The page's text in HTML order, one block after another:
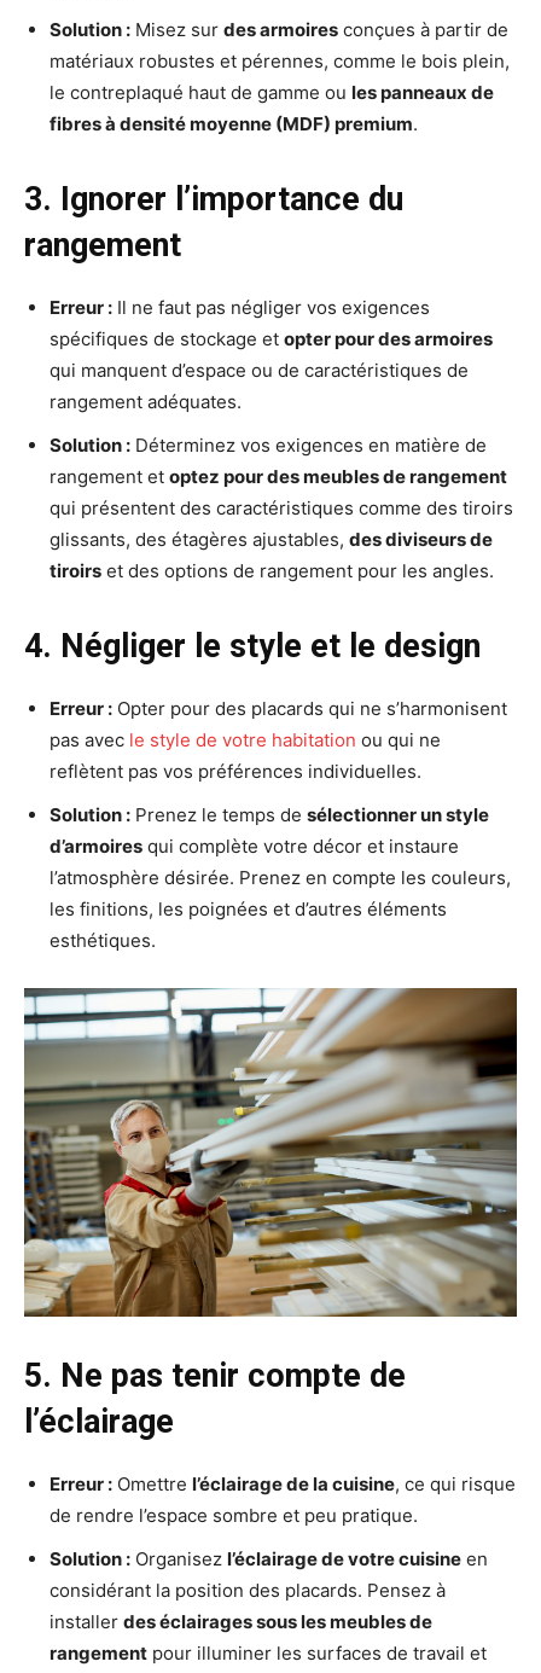
Solution : Misez sur des armoires conçues à partir de
matériaux robustes et pérennes, comme le bois plein,
le contreplaqué haut de gamme ou les panneaux de
fibres à densité moyenne (MDF) premium.
3. Ignorer l’importance du
rangement
Erreur : Il ne faut pas négliger vos exigences
spécifiques de stockage et opter pour des armoires
qui manquent d’espace ou de caractéristiques de
rangement adéquates.
Solution : Déterminez vos exigences en matière de
rangement et optez pour des meubles de rangement
qui présentent des caractéristiques comme des tiroirs
glissants, des étagères ajustables, des diviseurs de
tiroirs et des options de rangement pour les angles.
4. Négliger le style et le design
Erreur : Opter pour des placards qui ne s’harmonisent
pas avec le style de votre habitation ou qui ne
reflètent pas vos préférences individuelles.
Solution : Prenez le temps de sélectionner un style
d’armoires qui complète votre décor et instaure
l’atmosphère désirée. Prenez en compte les couleurs,
les finitions, les poignées et d’autres éléments
esthétiques.
5. Ne pas tenir compte de
l’éclairage
Erreur : Omettre l’éclairage de la cuisine, ce qui risque
de rendre l’espace sombre et peu pratique.
Solution : Organisez l’éclairage de votre cuisine en
considérant la position des placards. Pensez à
installer des éclairages sous les meubles de
rangement pour illuminer les surfaces de travail et